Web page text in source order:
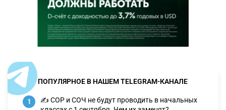
ПОПУЛЯРНОЕ В НАШЕМ TELEGRAM-КАНАЛЕ
1
✍️ СОР и СОЧ не будут проводить в начальных